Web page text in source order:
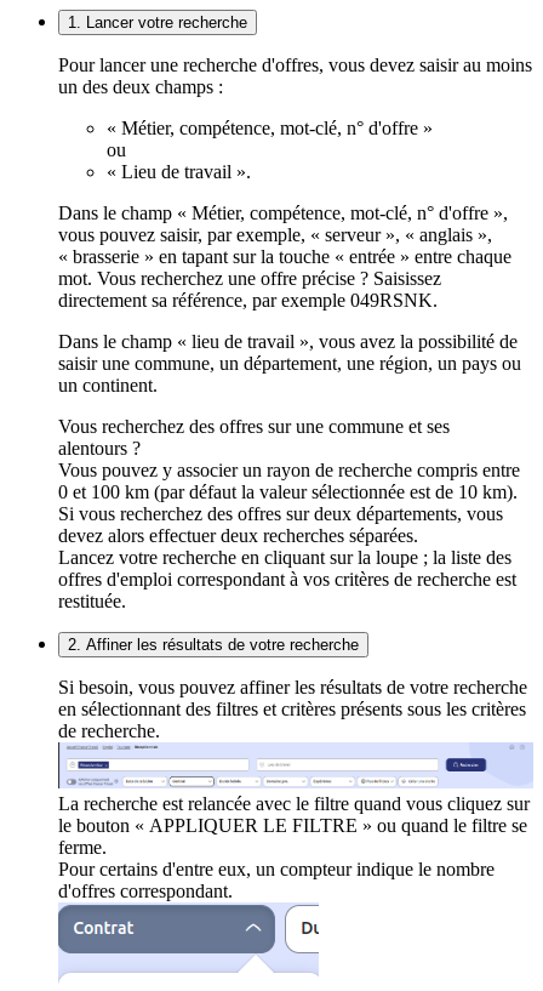
1. Lancer votre recherche
Pour lancer une recherche d'offres, vous devez saisir au moins
un des deux champs :
« Métier, compétence, mot-clé, n° d'offre »
ou
« Lieu de travail ».
Dans le champ « Métier, compétence, mot-clé, n° d'offre »,
vous pouvez saisir, par exemple, « serveur », « anglais »,
« brasserie » en tapant sur la touche « entrée » entre chaque
mot. Vous recherchez une offre précise ? Saisissez
directement sa référence, par exemple 049RSNK.
Dans le champ « lieu de travail », vous avez la possibilité de
saisir une commune, un département, une région, un pays ou
un continent.
Vous recherchez des offres sur une commune et ses
alentours ?
Vous pouvez y associer un rayon de recherche compris entre
0 et 100 km (par défaut la valeur sélectionnée est de 10 km).
Si vous recherchez des offres sur deux départements, vous
devez alors effectuer deux recherches séparées.
Lancez votre recherche en cliquant sur la loupe ; la liste des
offres d'emploi correspondant à vos critères de recherche est
restituée.
2. Affiner les résultats de votre recherche
Si besoin, vous pouvez affiner les résultats de votre recherche
en sélectionnant des filtres et critères présents sous les critères
de recherche.
La recherche est relancée avec le filtre quand vous cliquez sur
le bouton « APPLIQUER LE FILTRE » ou quand le filtre se
ferme.
Pour certains d'entre eux, un compteur indique le nombre
d'offres correspondant.